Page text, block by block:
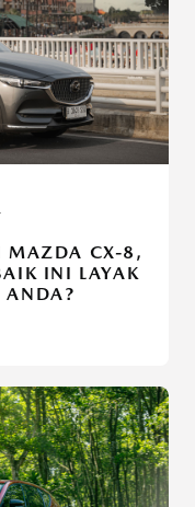
MAZDA CX-8,
INI LAYAK
ANDA?